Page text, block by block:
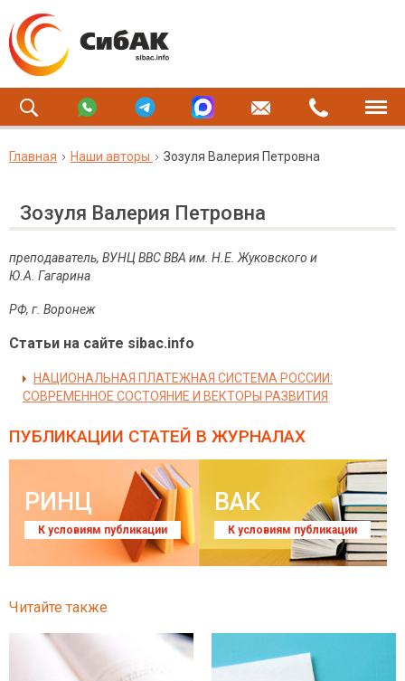
Главная Наши авторы Зозуля Валерия Петровна
Зозуля Валерия Петровна
преподаватель, ВУНЦ ВВС ВВА им. Н.Е. Жуковского и
Ю.А. Гагарина
РФ, г Воронеж
Статьи на сайте sibac.info
НАЦИОНАЛЬНАЯ ПЛАТЕЖНАЯ СИСТЕМА РОССИИ:
СОВРЕМЕННОЕ СОСТОЯНИЕ И ВЕКТОРЫ РАЗВИТИЯ
ПУБЛИКАЦИИ СТАТЕЙ В ЖУРНАЛАХ
РИНЦ
К условиям публикации
ВАК
К условиям публикации
Читайте также